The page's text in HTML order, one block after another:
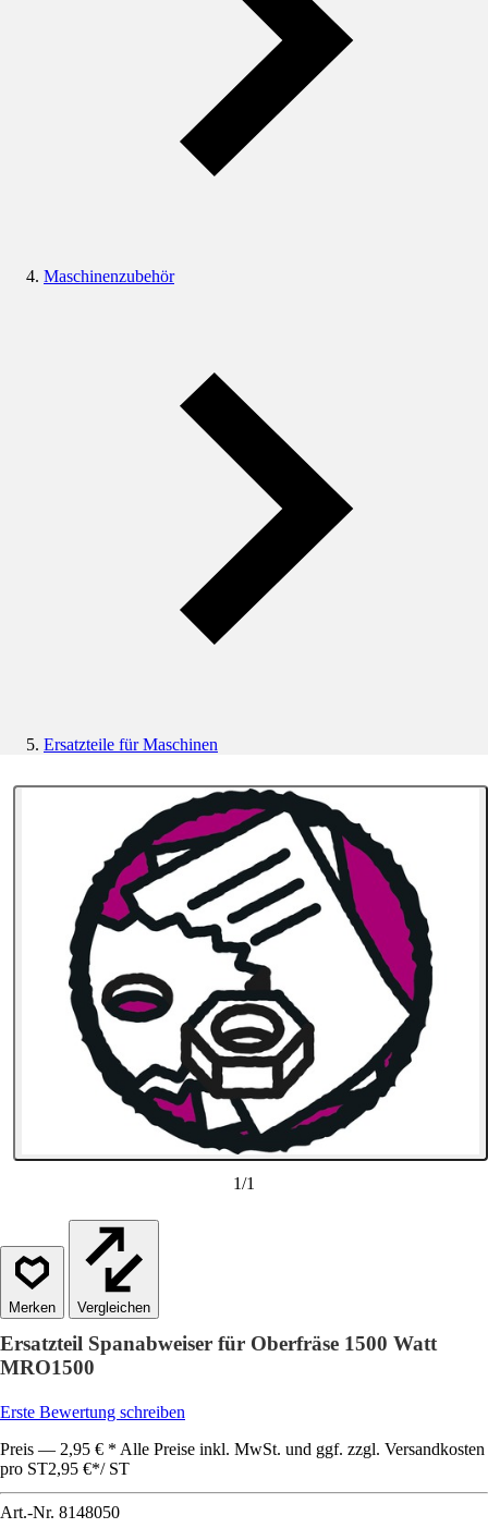
Maschinenzubehör
Ersatzteile für Maschinen
1/1
Vergleichen
Ersatzteil Spanabweiser für Oberfräse 1500 Watt
MRO1500
Erste Bewertung schreiben
Preis — 2,95 € * Alle Preise inkl. MwSt. und ggf. zzgl. Versandkosten
pro ST2,95 €*/ ST
Art.-Nr. 8148050